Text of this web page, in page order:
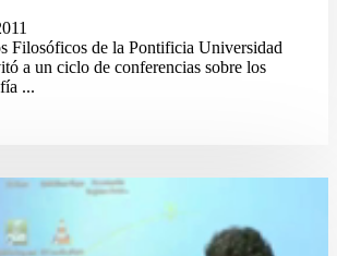
Filosóficos de la Pontificia Universidad
a un ciclo de conferencias sobre los
...